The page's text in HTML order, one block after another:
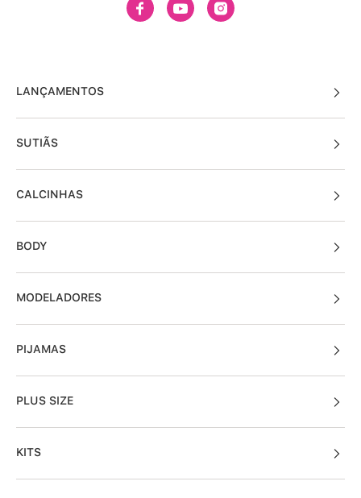
LANÇAMENTOS
SUTIÃS
CALCINHAS
BODY
MODELADORES
PIJAMAS
PLUS SIZE
KITS